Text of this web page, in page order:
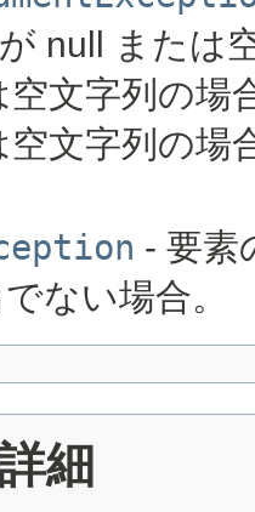
が null または
空文字列の場
文字列の場
- 要
ない場合。
細